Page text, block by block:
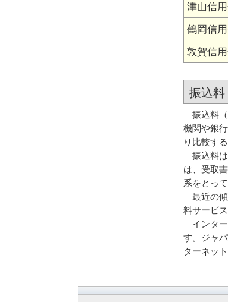
津山信
鶴岡信
敦賀信
振込料
振込料（
機関や銀
り比較す
振込料は
は、受取
系をとっ
最近の傾
料サービ
インター
す。ジャ
ターネッ